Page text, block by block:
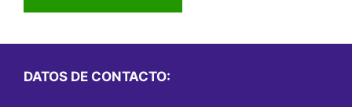
DATOS DE CONTACTO: